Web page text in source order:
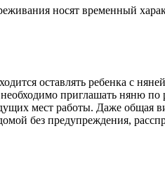
носят временный
оставлять ребенка с
приглашать няню по
мест работы. Даже общая
без предупреждения,